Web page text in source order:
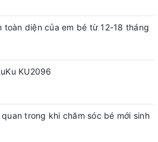
toàn diện của em bé từ 12-18 tháng
KU2096
trong khi chăm sóc bé mới sinh